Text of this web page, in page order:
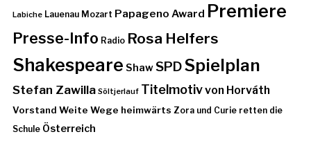
Labiche Lauenau Mozart Papageno Award Premiere
Presse-Info Radio Rosa Helfers
Shakespeare ShawSPDSpielplan
Stefan Zawilla Söltjerlauf Titelmotivvon Horváth
Vorstand Weite Wege heimwärts Zora und Curie retten die
Schule Österreich